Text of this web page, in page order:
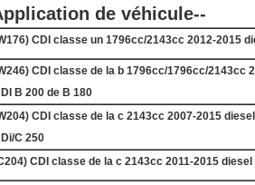
de véhicule--
CDI classe un 1796cc/2143cc 2012-2015
CDI classe de la b 1796cc/1796cc/2143cc
B 200 de B 180
CDI classe de la c 2143cc 2007-2015
C 250
CDI classe de la c 2143cc 2011-2015 diesel